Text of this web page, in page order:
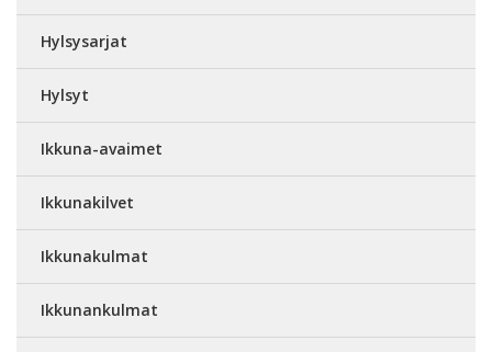
Hylsysarjat
Hylsyt
Ikkuna-avaimet
Ikkunakilvet
Ikkunakulmat
Ikkunankulmat